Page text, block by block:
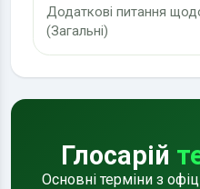
Додаткові питання
(Загальні)
Глосарій
Основні терміни з